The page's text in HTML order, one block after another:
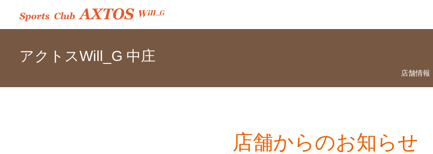
アクトスWill_G 中庄
店舗情報
店舗からのお知らせ